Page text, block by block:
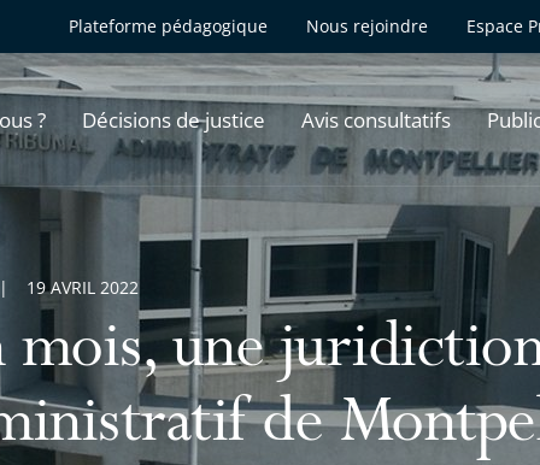
Plateforme pédagogique Nous rejoindre Espace
? Décisions de justice Avis consultatifs
mois, une
de
19 AVRIL 2022